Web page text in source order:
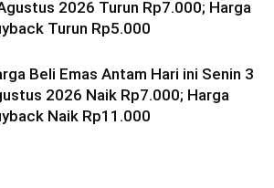
2026 Turun Rp7.000; Harga
Turun Rp5.000
Beli Emas Antam Hari ini Senin 3
2026 Naik Rp7.000; Harga
Naik Rp11.000